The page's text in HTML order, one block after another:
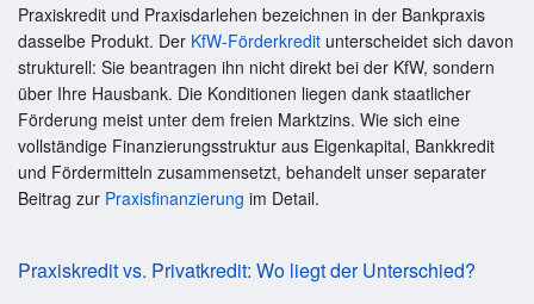
Praxiskredit und Praxisdarlehen bezeichnen in der Bankpraxis
dasselbe Produkt. Der KfW-Förderkredit unterscheidet sich davon
strukturell: Sie beantragen ihn nicht direkt bei der KfW, sondern
über Ihre Hausbank. Die Konditionen liegen dank staatlicher
Förderung meist unter dem freien Marktzins. Wie sich eine
vollständige Finanzierungsstruktur aus Eigenkapital, Bankkredit
und Fördermitteln zusammensetzt, behandelt unser separater
Beitrag zur Praxisfinanzierung im Detail.
Praxiskredit vs. Privatkredit: Wo liegt der Unterschied?